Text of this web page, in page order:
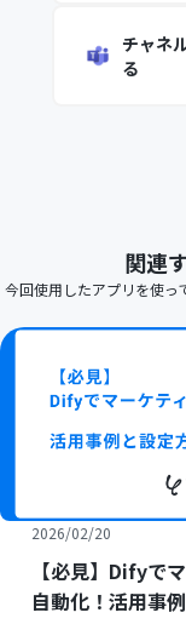
チャネ
る
関連
今回使用したアプリを使っ
2026/02/20
【必見】Difyで
自動化！活用事